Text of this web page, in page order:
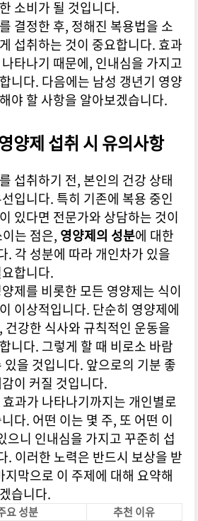
소비가 될 것입니다.
결정한 후, 정해진 복용법을 소
섭취하는 것이 중요합니다. 효과
타나기 때문에, 인내심을 가지고
니다. 다음에는 남성 갱년기 영양
야 할 사항을 알아보겠습니다.
양제 섭취 시 유의사항
섭취하기 전, 본인의 건강 상태
입니다. 특히 기존에 복용 중인
있다면 전문가와 상담하는 것이
는 점은, 영양제의 성분에 대한
. 각 성분에 따라 개인차가 있을
합니다.
제를 비롯한 모든 영양제는 식이
이상적입니다. 단순히 영양제에
건강한 식사와 규칙적인 운동을
니다. 그렇게 할 때 비로소 바람
을 것입니다. 앞으로의 기분 좋
이 커질 것입니다.
과가 나타나기까지는 개인별로
다. 어떤 이는 몇 주, 또 어떤 이
으니 인내심을 가지고 꾸준히 섭
. 이러한 노력은 반드시 보상을 받
막으로 이 주제에 대해 요약해
습니다.
요 성분
추천 이유